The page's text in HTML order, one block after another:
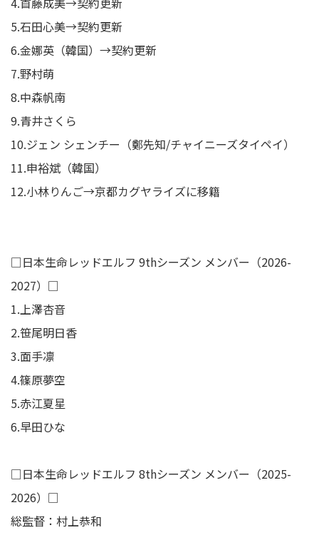
5.石田心美→契約更新
6.金娜英（韓国）→契約更新
7.野村萌
8.中森帆南
9.青井さくら
10.ジェン シェンチー（鄭先知/チャイニーズタイペイ）
11.申裕斌（韓国）
12.小林りんご→京都カグヤライズに移籍
□日本生命レッドエルフ 9thシーズン メンバー（2026-
2027）□
1.上澤杏音
2.笹尾明日香
3.面手凛
4.篠原夢空
5.赤江夏星
6.早田ひな
□日本生命レッドエルフ 8thシーズン メンバー（2025-
2026）□
総監督：村上恭和